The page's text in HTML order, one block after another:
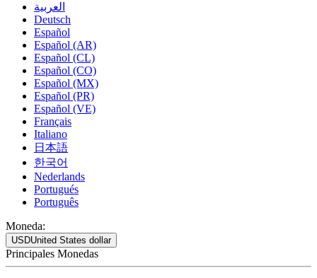
العربية
Deutsch
Español
Español (AR)
Español (CL)
Español (CO)
Español (MX)
Español (PR)
Español (VE)
Français
Italiano
日本語
한국어
Nederlands
Portugués
Português
Moneda:
USDUnited States dollar
Principales Monedas